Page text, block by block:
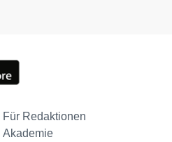
Für Redaktionen
Akademie